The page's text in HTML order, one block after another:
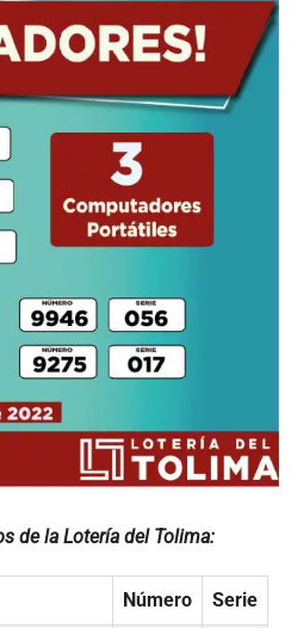
de la Lotería del Tolima:
Número Serie